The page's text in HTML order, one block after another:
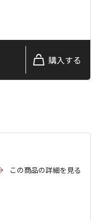
購入する
この商品の詳細を見る